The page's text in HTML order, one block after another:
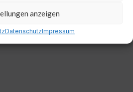
anzeigen
DatenschutzImpressum